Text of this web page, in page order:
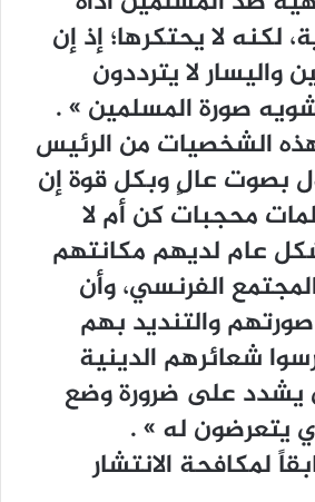
ﻟﻜﻨﻪ ﻻ ﻳﺤﺘﻜﺮﻫﺎ؛ ﺇﺫ ﺇﻥ
ﻭﺍﻟﻴﺴﺎﺭ ﻻ ﻳﺘﺮﺩﺩﻭﻥ
ﺻﻮﺭﺓ ﺍﻟﻤﺴﻠﻤﻴﻦ ‏» .
ﺍﻟﺸﺨﺼﻴﺎﺕ ﻣﻦ ﺍﻟﺮﺋﻴﺲ
ﺑﺼﻮﺕ ﻋﺎﻝٍ ﻭﺑﻜﻞ ﻗﻮﺓ ﺇﻥ
ﻣﺤﺠﺒﺎﺕ ﻛﻦ ﺃﻡ ﻻ
ﻋﺎﻡ ﻟﺪﻳﻬﻢ ﻣﻜﺎﻧﺘﻬﻢ
ﺍﻟﻔﺮﻧﺴﻲ، ﻭﺃﻥ
ﻭﺍﻟﺘﻨﺪﻳﺪ ﺑﻬﻢ
ﺷﻌﺎﺋﺮﻫﻢ ﺍﻟﺪﻳﻨﻴﺔ
ﻳﺸﺪﺩ ﻋﻠﻰ ﺿﺮﻭﺭﺓ ﻭﺿﻊ
ﻳﺘﻌﺮﺿﻮﻥ ﻟﻪ ‏» .
ﻟﻤﻜﺎﻓﺤﺔ ﺍﻻﻧﺘﺸﺎﺭ